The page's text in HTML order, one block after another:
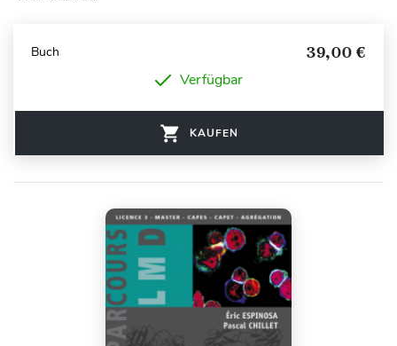
Buch 39,00 €
Verfügbar
KAUFEN